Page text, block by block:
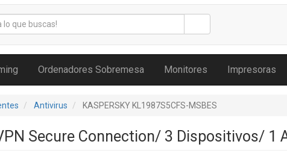
Ordenadores Sobremesa Monitores Impresoras
Antivirus KASPERSKY KL1987S5CFS-MSBES
Secure Connection/ 3 Dispositivos/ 1